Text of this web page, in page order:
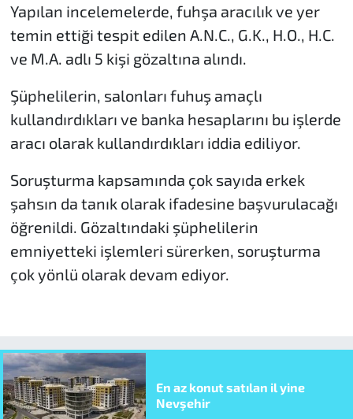
Yapılan incelemelerde, fuhşa aracılık ve yer
temin ettiği tespit edilen A.N.C., G.K., H.O., H.C.
ve M.A. adlı 5 kişi gözaltına alındı.
Şüphelilerin, salonları fuhuş amaçlı
kullandırdıkları ve banka hesaplarını bu işlerde
aracı olarak kullandırdıkları iddia ediliyor.
Soruşturma kapsamında çok sayıda erkek
şahsın da tanık olarak ifadesine başvurulacağı
öğrenildi. Gözaltındaki şüphelilerin
emniyetteki işlemleri sürerken, soruşturma
çok yönlü olarak devam ediyor.
En az konut satılan il yine
Nevşehir